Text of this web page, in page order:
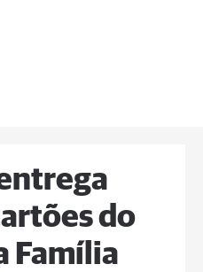
do
Família